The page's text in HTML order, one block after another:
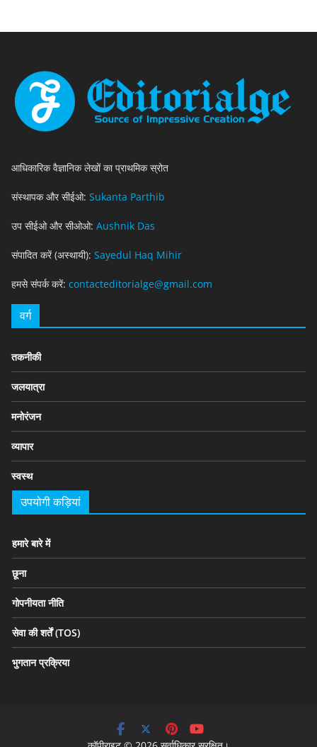
आधिकारिक वैज्ञानिक लेखों का प्राथमिक स्रोत
संस्थापक और सीईओ: Sukanta Parthib
उप सीईओ और सीओओ: Aushnik Das
संपादित करें (अस्थायी): Sayedul Haq Mihir
हमसे संपर्क करें: contacteditorialge@gmail.com
वर्ग
तकनीकी
जलयात्रा
मनोरंजन
व्यापार
स्वस्थ
उपयोगी कड़ियां
हमारे बारे में
छूना
गोपनीयता नीति
सेवा की शर्तें (TOS)
भुगतान प्रक्रिया